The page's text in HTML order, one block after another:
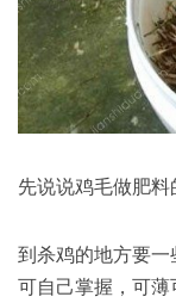
先说说鸡毛做肥
到杀鸡的地方要
可自己掌握，可